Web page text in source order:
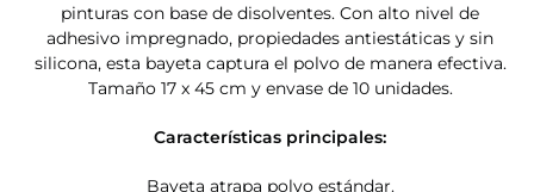
pinturas con base de disolventes. Con alto nivel de
adhesivo impregnado, propiedades antiestáticas y sin
silicona, esta bayeta captura el polvo de manera efectiva.
Tamaño 17 x 45 cm y envase de 10 unidades.
Características principales:
Bayeta atrapa polvo estándar.